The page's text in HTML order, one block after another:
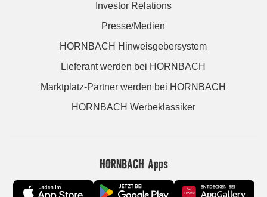
Investor Relations
Presse/Medien
HORNBACH Hinweisgebersystem
Lieferant werden bei HORNBACH
Marktplatz-Partner werden bei HORNBACH
HORNBACH Werbeklassiker
HORNBACH Apps